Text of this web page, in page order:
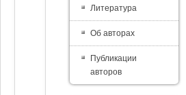
Литература
Об авторах
Публикации
авторов